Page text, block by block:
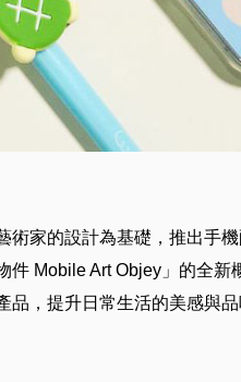
術家的設計為基礎，推出手
Mobile Art Objey」的全新
，提升日常生活的美感與品